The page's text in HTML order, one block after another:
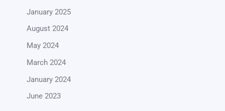
January 2025
August 2024
May 2024
March 2024
January 2024
June 2023